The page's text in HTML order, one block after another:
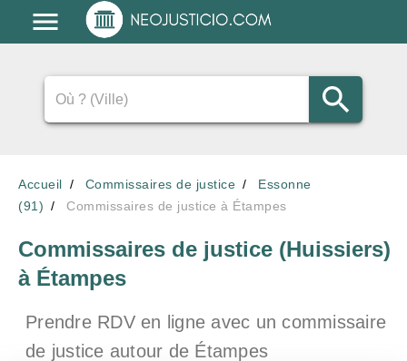
Accueil Commissaires de justice
Essonne
(91)
Commissaires de justice à Étampes
Commissaires de justice (Huissiers)
à Étampes
Prendre RDV en ligne avec un commissaire
de justice autour de Étampes